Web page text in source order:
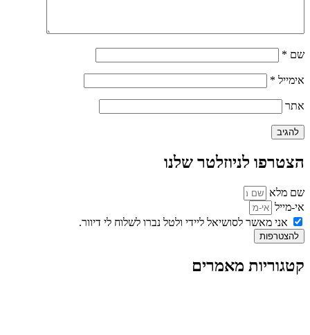
שם *
אימייל *
אתר
הצטרפו לניוזלטר שלנו
שם מלא
אי-מייל
אני מאשר לסושיאל ליידי ולטל נברו לשלוח לי דיוור.
להצטרפות
קטגוריות מאמרים